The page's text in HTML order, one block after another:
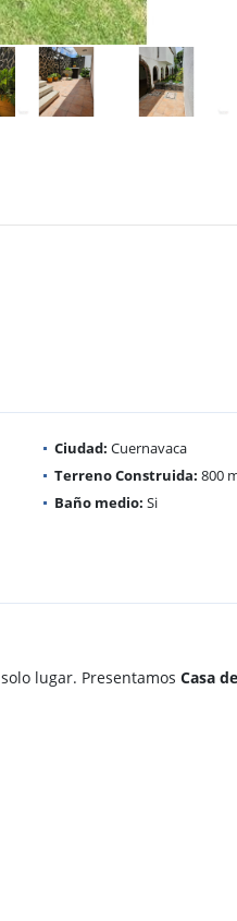
Ciudad: Cuernavaca
Terreno Construida: 800
Baño medio: Si
lugar. Presentamos Casa